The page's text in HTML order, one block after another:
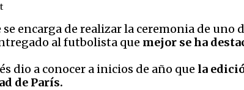
se encarga de realizar la ceremonia de
al futbolista que mejor se ha
dio a conocer a inicios de año que la
de París.